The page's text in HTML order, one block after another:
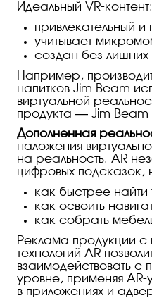
Идеальный VR-контент:
привлекательный
учитывает
создан без
Например,
напитков Jim Beam
виртуальной
продукта — Jim
Дополненная
наложения
на реальность. AR
цифровых подсказок,
как быстрее найти
как освоить
как собрать
Реклама продукции с
технологий AR
взаимодействовать с
уровне, применяяAR-
в приложениях и